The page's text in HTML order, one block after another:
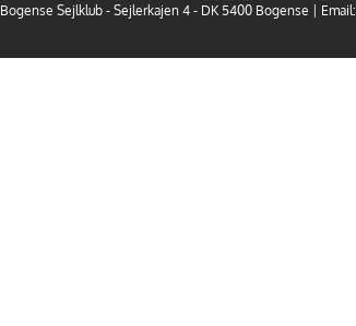
Bogense Sejlklub - Sejlerkajen 4 - DK 5400 Bogense | Email: